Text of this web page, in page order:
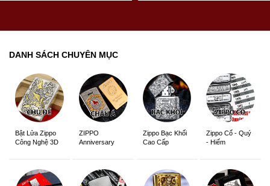
DANH SÁCH CHUYÊN MỤC
Bật Lửa Zippo
Công Nghệ 3D
ZIPPO
Anniversary
Zippo Bạc Khối
Cao Cấp
Zippo Cổ - Quý
- Hiếm